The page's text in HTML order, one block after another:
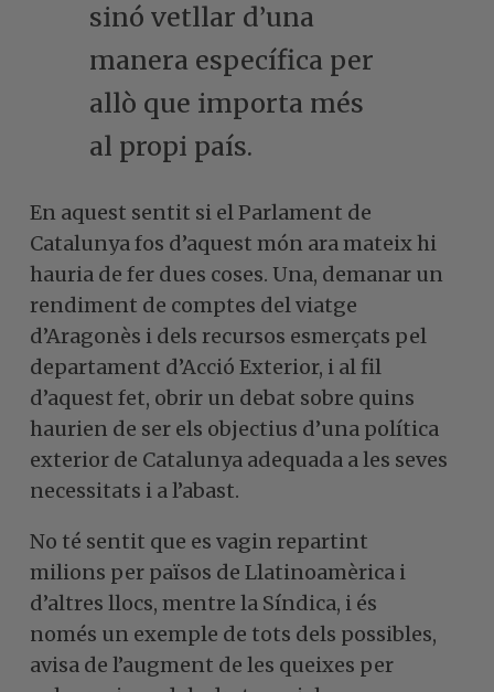
sinó vetllar d’una
manera específica per
allò que importa més
al propi país.
En aquest sentit si el Parlament de
Catalunya fos d’aquest món ara mateix hi
hauria de fer dues coses. Una, demanar un
rendiment de comptes del viatge
d’Aragonès i dels recursos esmerçats pel
departament d’Acció Exterior, i al fil
d’aquest fet, obrir un debat sobre quins
haurien de ser els objectius d’una política
exterior de Catalunya adequada a les seves
necessitats i a l’abast.
No té sentit que es vagin repartint
milions per països de Llatinoamèrica i
d’altres llocs, mentre la Síndica, i és
només un exemple de tots dels possibles,
avisa de l’augment de les queixes per